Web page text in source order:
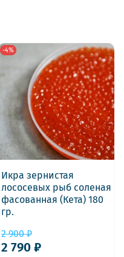
-4%
Икра зернистая
лососевых рыб соленая
фасованная (Кета) 180
гр.
2 900 ₽
2 790 ₽